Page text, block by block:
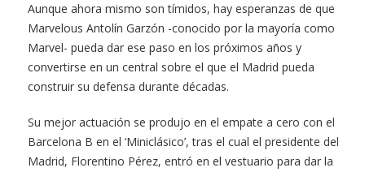
Aunque ahora mismo son tímidos, hay esperanzas de que
Marvelous Antolín Garzón -conocido por la mayoría como
Marvel- pueda dar ese paso en los próximos años y
convertirse en un central sobre el que el Madrid pueda
construir su defensa durante décadas.
Su mejor actuación se produjo en el empate a cero con el
Barcelona B en el ‘Miniclásico’, tras el cual el presidente del
Madrid, Florentino Pérez, entró en el vestuario para dar la